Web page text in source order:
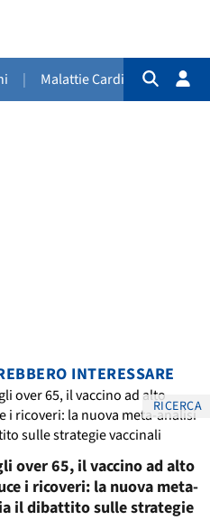
| Malattie Cardiovascolari
INTERESSARE
RICERCA
over 65, il vaccino ad alto
i ricoveri: la nuova meta-
il dibattito sulle strategie